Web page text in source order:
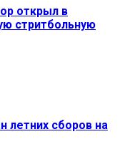
открыл в
стритбольную
летних сборов на